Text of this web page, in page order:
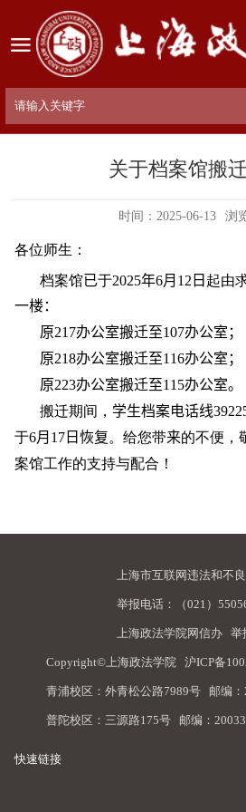
关于档案馆搬
时间：2025-06-13 浏
各位师生：
档案馆已于2025年6月 12 日 起由
一楼：
原217办公室搬迁至107办公室；
原218办公室搬迁至116办公室；
原223办公室搬迁至115办公室。
搬迁期间， 学生档案电话线
于6月 17 日恢复。 给您带来的不便，
案馆工作的支持与配合！
上海市互联网违法和不
举报电话：（021）
上海政法学院网信办 举
Copyright©上海政法学院 沪ICP备
青浦校区：外青松公路7989号 邮编：
普陀校区：三源路175号 邮编：
快速链接